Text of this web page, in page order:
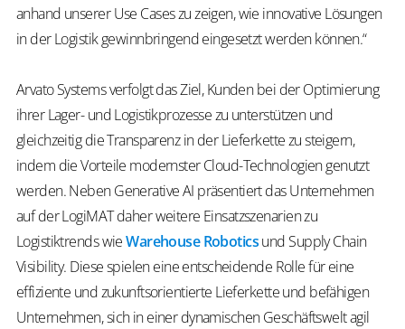
anhand unserer Use Cases zu zeigen, wie innovative Lösungen
in der Logistik gewinnbringend eingesetzt werden können.“
Arvato Systems verfolgt das Ziel, Kunden bei der Optimierung
ihrer Lager- und Logistikprozesse zu unterstützen und
gleichzeitig die Transparenz in der Lieferkette zu steigern,
indem die Vorteile modernster Cloud-Technologien genutzt
werden. Neben Generative AI präsentiert das Unternehmen
auf der LogiMAT daher weitere Einsatzszenarien zu
Logistiktrends wieWarehouse Roboticsund Supply Chain
Visibility. Diese spielen eine entscheidende Rolle für eine
effiziente und zukunftsorientierte Lieferkette und befähigen
Unternehmen, sich in einer dynamischen Geschäftswelt agil